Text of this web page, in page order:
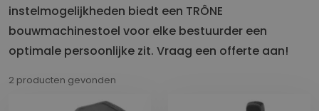
instelmogelijkheden biedt een TRÔNE
bouwmachinestoel voor elke bestuurder een
optimale persoonlijke zit. Vraag een offerte aan!
2 producten gevonden